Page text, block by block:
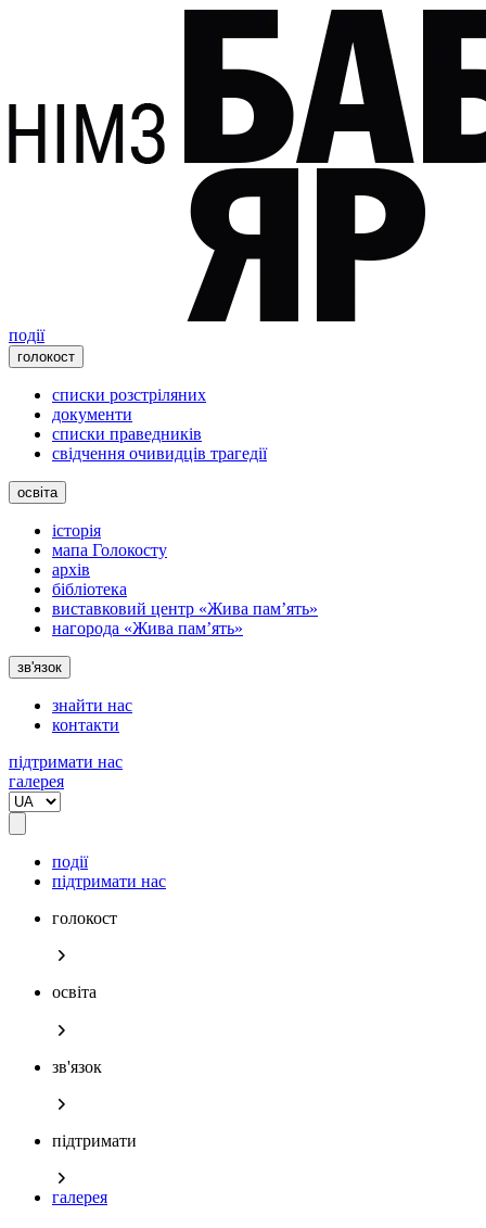
події
голокост
списки розстріляних
документи
списки праведників
свідчення очивидців трагедії
освіта
історія
мапа Голокосту
архів
бібліотека
виставковий центр «Жива пам’ять»
нагорода «Жива пам’ять»
зв'язок
знайти нас
контакти
підтримати нас
галерея
події
підтримати нас
голокост
освіта
зв'язок
підтримати
галерея